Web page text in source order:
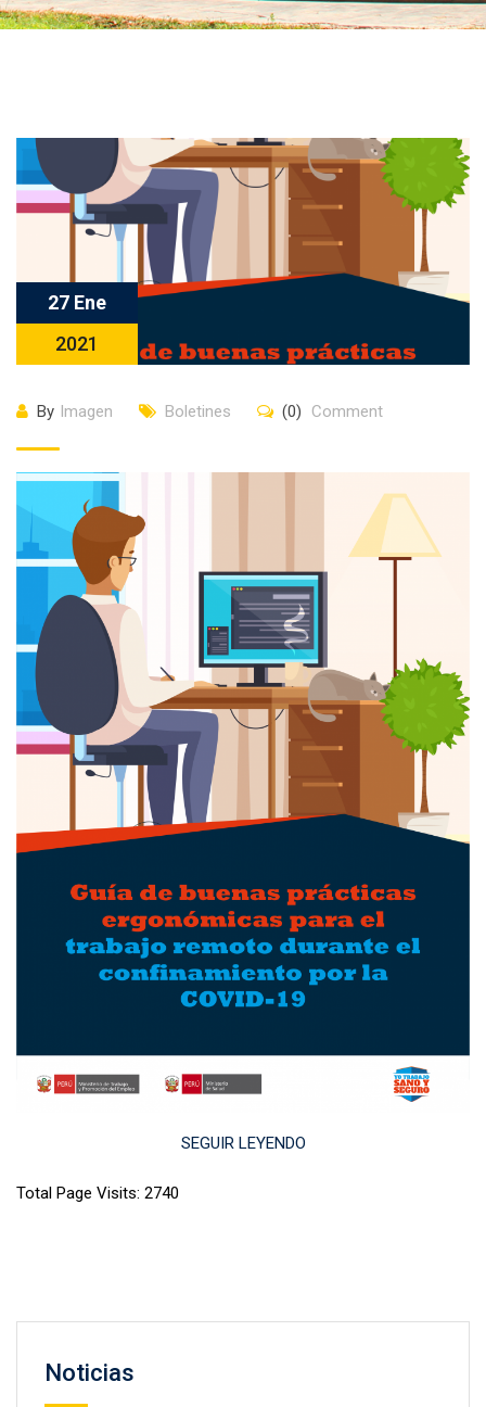
27 Ene
2021
By Imagen Boletines (0) Comment
SEGUIR LEYENDO
Total Page Visits: 2740
Noticias